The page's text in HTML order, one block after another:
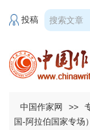
投稿
中国作家网 >>
国-阿拉伯国家专场）